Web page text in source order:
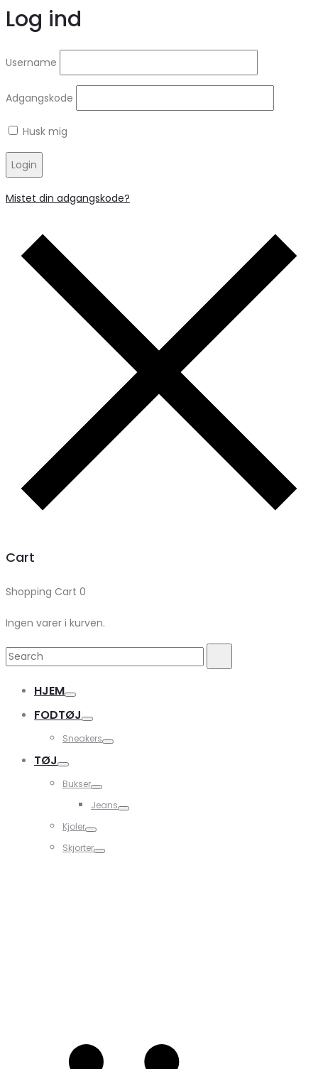
Log ind
Username
Adgangskode
Husk mig
Login
Mistet din adgangskode?
Cart
Shopping Cart 0
Ingen varer i kurven.
Search
HJEM
FODTØJ
Sneakers
TØJ
Bukser
Jeans
Kjoler
Skjorter